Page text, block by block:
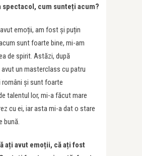
spectacol, cum sunteți acum?
emoții, am fost și puțin
sunt foarte bine, mi-am
de spirit. Astăzi, după
un masterclass cu patru
și sunt foarte
talentul lor, mi-a făcut mare
cu ei, iar asta mi-a dat o stare
bună.
ați avut emoții, că ați fost